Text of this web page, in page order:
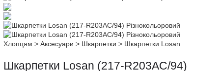
Хлопцям >Аксесуари > Шкарпетки > Шкарпетки Losan
Шкарпетки Losan (217-R203AC/94)